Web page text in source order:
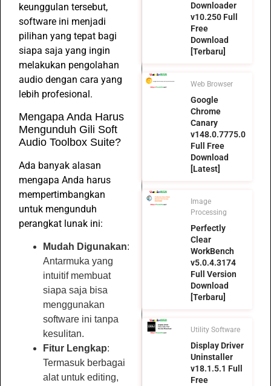
keunggulan tersebut,
software ini menjadi
pilihan yang tepat bagi
siapa saja yang ingin
melakukan pengolahan
audio dengan cara yang
lebih profesional.
Mengapa Anda Harus
Mengunduh Gili Soft
Audio Toolbox Suite?
Ada banyak alasan
mengapa Anda harus
mempertimbangkan
untuk mengunduh
perangkat lunak ini:
Mudah Digunakan:
Antarmuka yang
intuitif membuat
siapa saja bisa
menggunakan
software ini tanpa
kesulitan.
Fitur Lengkap:
Termasuk berbagai
alat untuk editing,
Downloader
v10.250 Full
Free
Download
[Terbaru]
Web Browser
Google
Chrome
Canary
v148.0.7775.0
Full Free
Download
[Latest]
Image
Processing
Perfectly
Clear
WorkBench
v5.0.4.3174
Full Version
Download
[Terbaru]
Utility Software
Display Driver
Uninstaller
v18.1.5.1 Full
Free